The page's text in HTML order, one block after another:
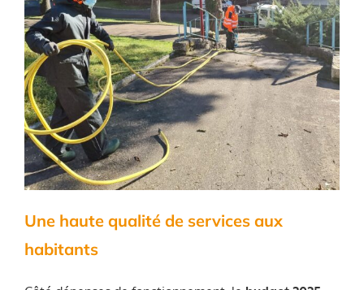
Une haute qualité de services aux
habitants